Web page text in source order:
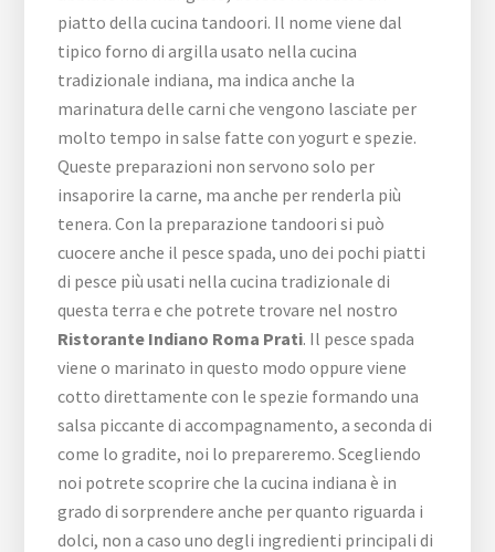
piatto della cucina tandoori. Il nome viene dal
tipico forno di argilla usato nella cucina
tradizionale indiana, ma indica anche la
marinatura delle carni che vengono lasciate per
molto tempo in salse fatte con yogurt e spezie.
Queste preparazioni non servono solo per
insaporire la carne, ma anche per renderla più
tenera. Con la preparazione tandoori si può
cuocere anche il pesce spada, uno dei pochi piatti
di pesce più usati nella cucina tradizionale di
questa terra e che potrete trovare nel nostro
Ristorante Indiano Roma Prati. Il pesce spada
viene o marinato in questo modo oppure viene
cotto direttamente con le spezie formando una
salsa piccante di accompagnamento, a seconda di
come lo gradite, noi lo prepareremo. Scegliendo
noi potrete scoprire che la cucina indiana è in
grado di sorprendere anche per quanto riguarda i
dolci, non a caso uno degli ingredienti principali di